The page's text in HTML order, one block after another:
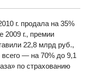
г. продала на 35%
2009 г., премии
22,8 млрд руб.,
— на 70% до 9,1
по страхованию